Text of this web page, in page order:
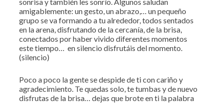
amigablemente: un gesto, un abrazo,… un pequeño
grupo se va formando a tu alrededor, todos sentados
en la arena, disfrutando de la cercanía, de la brisa,
conectados por haber vivido diferentes momentos
este tiempo… en silencio disfrutáis del momento.
(silencio)
Poco a poco la gente se despide de ti con cariño y
agradecimiento. Te quedas solo, te tumbas y de nuevo
disfrutas de la brisa… dejas que brote en ti la palabra